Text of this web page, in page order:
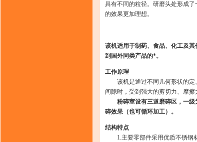
具有不同的粒径。研磨头处形成
的效果更加理想。
该机适用于制药、食品、化工及
到国外同类产品的*。
工作原理
该机是通过不同几何形状的定
间隙时，受到强大的剪切力、摩
粉碎室设有三道磨碎区，一
碎效果（也可循环加工）。
结构特点
1.主要零部件采用优质不锈钢材